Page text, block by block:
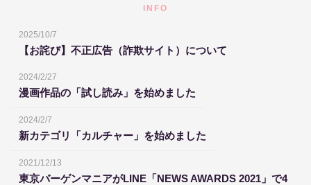
INFO
2025/10/7
【お詫び】不正広告（詐欺サイト）について
2024/2/27
漫画作品の「試し読み」を始めました
2024/2/7
新カテゴリ「カルチャー」を始めました
2021/12/13
東京バーゲンマニアがLINE「NEWS AWARDS 2021」で4